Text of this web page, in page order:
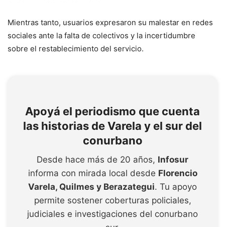
Mientras tanto, usuarios expresaron su malestar en redes
sociales ante la falta de colectivos y la incertidumbre
sobre el restablecimiento del servicio.
Apoyá el periodismo que cuenta
las historias de Varela y el sur del
conurbano
Desde hace más de 20 años, Infosur
informa con mirada local desde Florencio
Varela, Quilmes y Berazategui. Tu apoyo
permite sostener coberturas policiales,
judiciales e investigaciones del conurbano